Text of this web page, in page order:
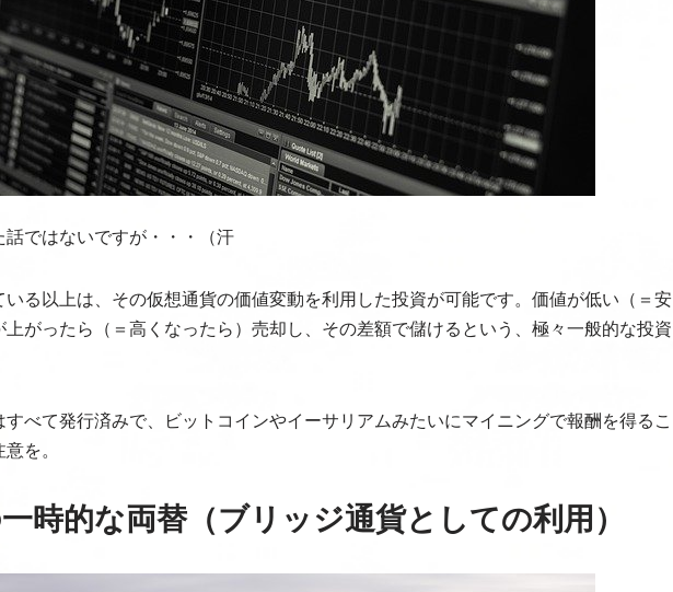
ではないですが・・・（汗
る以上は、その仮想通貨の価値変動を利用した投資が可能です。価値が低い（＝安
がったら（＝高くなったら）売却し、その差額で儲けるという、極々一般的な投資
べて発行済みで、ビットコインやイーサリアムみたいにマイニングで報酬を得るこ
を。
時的な両替（ブリッジ通貨としての利用）